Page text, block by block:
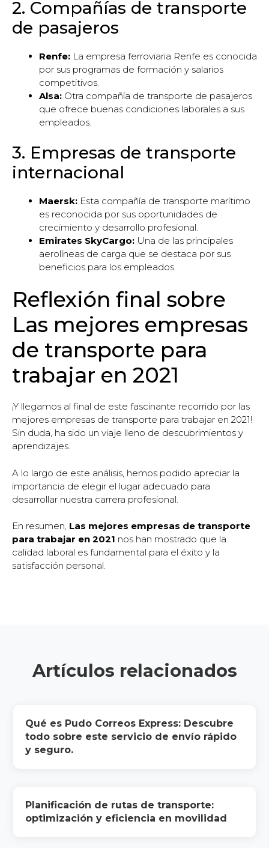
2. Compañías de transporte
de pasajeros
Renfe: La empresa ferroviaria Renfe es conocida
por sus programas de formación y salarios
competitivos.
Alsa: Otra compañía de transporte de pasajeros
que ofrece buenas condiciones laborales a sus
empleados.
3. Empresas de transporte
internacional
Maersk: Esta compañía de transporte marítimo
es reconocida por sus oportunidades de
crecimiento y desarrollo profesional.
Emirates SkyCargo: Una de las principales
aerolíneas de carga que se destaca por sus
beneficios para los empleados.
Reflexión final sobre
Las mejores empresas
de transporte para
trabajar en 2021
¡Y llegamos al final de este fascinante recorrido por las
mejores empresas de transporte para trabajar en 2021!
Sin duda, ha sido un viaje lleno de descubrimientos y
aprendizajes.
A lo largo de este análisis, hemos podido apreciar la
importancia de elegir el lugar adecuado para
desarrollar nuestra carrera profesional.
En resumen, Las mejores empresas de transporte
para trabajar en 2021 nos han mostrado que la
calidad laboral es fundamental para el éxito y la
satisfacción personal.
Artículos relacionados
Qué es Pudo Correos Express: Descubre
todo sobre este servicio de envío rápido
y seguro.
Planificación de rutas de transporte:
optimización y eficiencia en movilidad